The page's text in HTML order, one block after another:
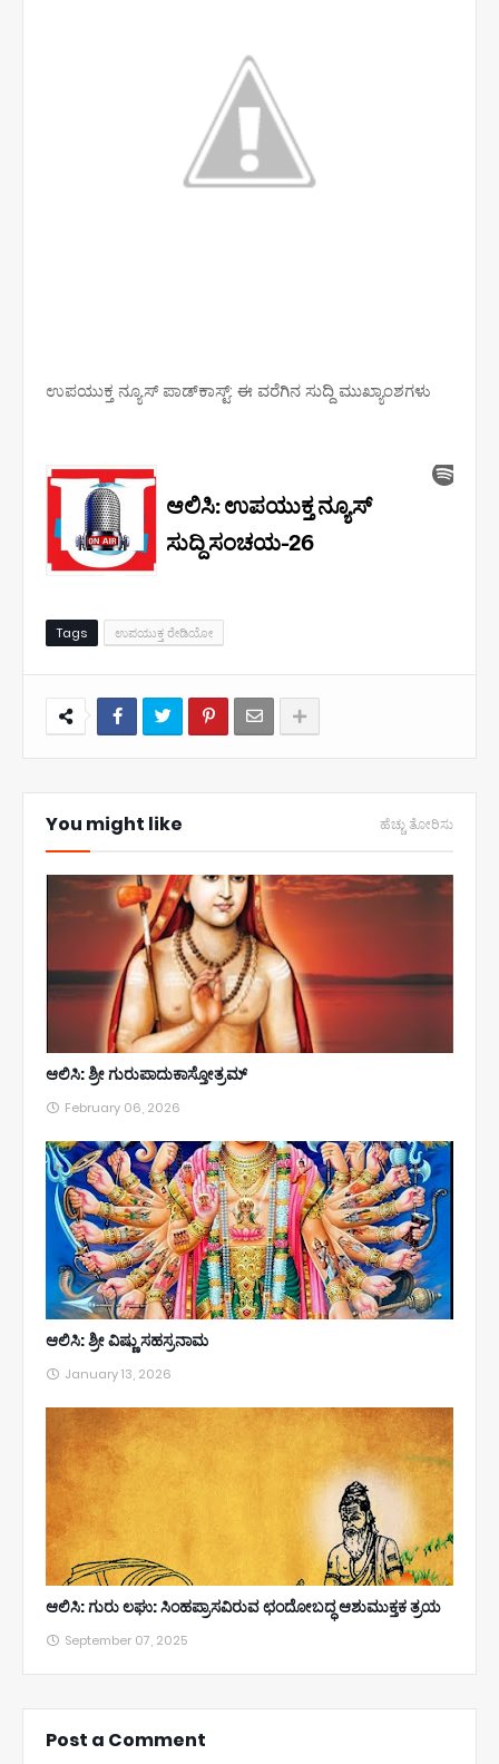
ಉಪಯುಕ್ತ ನ್ಯೂಸ್ ಪಾಡ್‌ಕಾಸ್ಟ್‌: ಈ ವರೆಗಿನ ಸುದ್ದಿ ಮುಖ್ಯಾಂಶಗಳು
Tags ಉಪಯುಕ್ತ ರೇಡಿಯೋ
You might like ಹೆಚ್ಚು ತೋರಿಸು
ಆಲಿಸಿ: ಶ್ರೀ ಗುರುಪಾದುಕಾಸ್ತೋತ್ರಮ್
February 06, 2026
ಆಲಿಸಿ: ಶ್ರೀ ವಿಷ್ಣು ಸಹಸ್ರನಾಮ
January 13, 2026
ಆಲಿಸಿ: ಗುರು ಲಘು: ಸಿಂಹಪ್ರಾಸವಿರುವ ಛಂದೋಬದ್ಧ ಆಶುಮುಕ್ತಕ ತ್ರಯ
September 07, 2025
Post a Comment